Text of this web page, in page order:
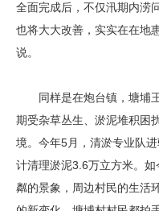
全面完成后，不仅汛期内涝
也将大大改善，实实在在地
说。
同样是在炮台镇，塘埔王
期受杂草丛生、淤泥堆积困
境。今年5月，清淤专业队
计清理淤泥3.6万立方米。
粼的景象，周边村民的生活